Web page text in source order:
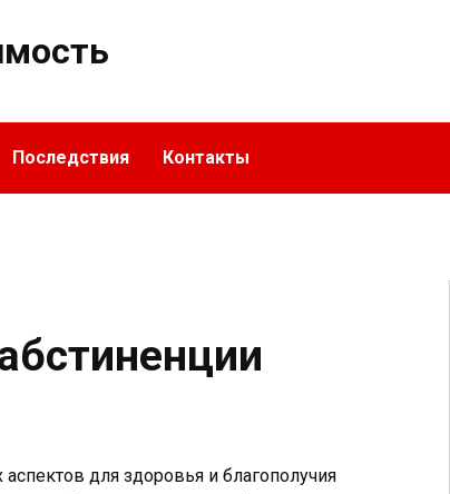
Последствия Контакты
для здоровья и благополучия